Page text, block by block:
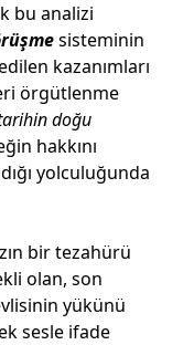
bu analizi
sisteminin
kazanımları
örgütlenme
doğu
hakkını
yolculuğunda
bir tezahürü
olan, son
yükünü
sesle ifade